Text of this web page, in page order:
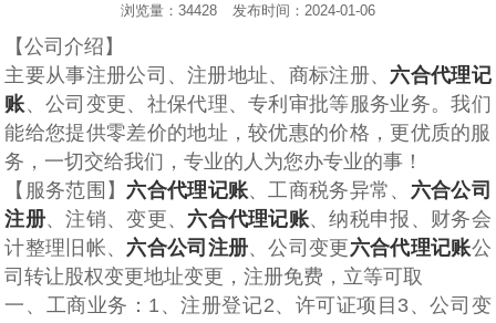
浏览量：34428 发布时间：2024-01-06
【公司介绍】
主要从事注册公司、注册地址、商‌‌‌‌标注册、 六合代理记
账、公司变更、社保代理、专利审批等服务业务。我们
能给您提供零差价的地址，较优惠的价格，更优质的服
务，一切交给我们，专业的人为您办专业的事！
【服务范围】 六合代理记账、工商税务异常、 六合公司
注册、注销、变更、 六合代理记账、纳税申报、财务会
计整理旧帐、 六合公司注册、公司变更六合代理记账公
司转让股权变更地址变更，注册免费，立等可取
一、工商业务：1、注册登记2、许可证项目3、公司变